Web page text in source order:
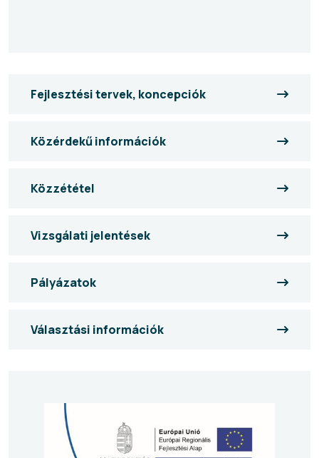
Fejlesztési tervek, koncepciók
Közérdekű információk
Közzététel
Vizsgálati jelentések
Pályázatok
Választási információk